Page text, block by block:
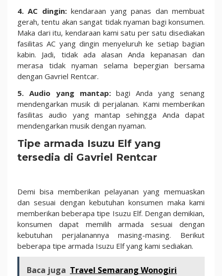
4. AC dingin:kendaraan yang panas dan membuat
gerah, tentu akan sangat tidak nyaman bagi konsumen.
Maka dari itu, kendaraan kami satu per satu disediakan
fasilitas AC yang dingin menyeluruh ke setiap bagian
kabin. Jadi, tidak ada alasan Anda kepanasan dan
merasa tidak nyaman selama bepergian bersama
dengan Gavriel Rentcar.
5. Audio yang mantap:bagi Anda yang senang
mendengarkan musik di perjalanan. Kami memberikan
fasilitas audio yang mantap sehingga Anda dapat
mendengarkan musik dengan nyaman.
Tipe armada Isuzu Elf yang
tersedia di Gavriel Rentcar
Demi bisa memberikan pelayanan yang memuaskan
dan sesuai dengan kebutuhan konsumen maka kami
memberikan beberapa tipe Isuzu Elf. Dengan demikian,
konsumen dapat memilih armada sesuai dengan
kebutuhan perjalanannya masing-masing. Berikut
beberapa tipe armada Isuzu Elf yang kami sediakan.
Baca juga Travel Semarang Wonogiri